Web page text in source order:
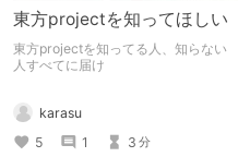
東方projectを知ってほしい
東方projectを知ってる人、知らない
人すべてに届け
karasu
5
1 3 分